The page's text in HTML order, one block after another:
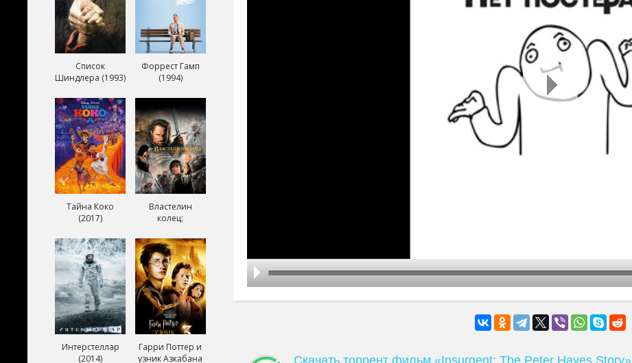
Список
Шиндлера (1993)
Форрест Гамп
(1994)
Тайна Коко
(2017)
Властелин
колец:
короля (2003)
Интерстеллар
(2014)
Гарри Поттер и
узник Азкабана